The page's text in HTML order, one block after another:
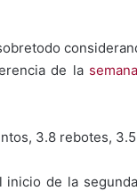
de la
3.8 rebotes,
inicio de la